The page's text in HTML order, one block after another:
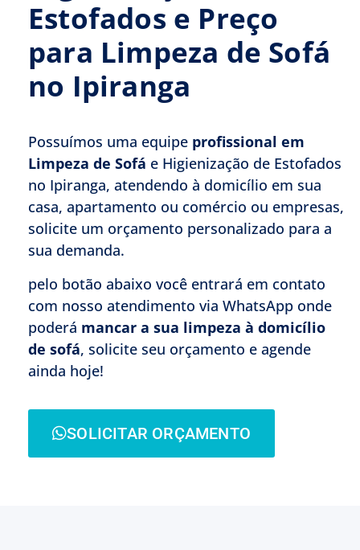
Estofados e Preço
para Limpeza de Sofá
no Ipiranga
Possuímos uma equipe profissional em
Limpeza de Sofá e Higienização de Estofados
no Ipiranga, atendendo à domicílio em sua
casa, apartamento ou comércio ou empresas,
solicite um orçamento personalizado para a
sua demanda.
pelo botão abaixo você entrará em contato
com nosso atendimento via WhatsApp onde
poderá mancar a sua limpeza à domicílio
de sofá, solicite seu orçamento e agende
ainda hoje!
SOLICITAR ORÇAMENTO